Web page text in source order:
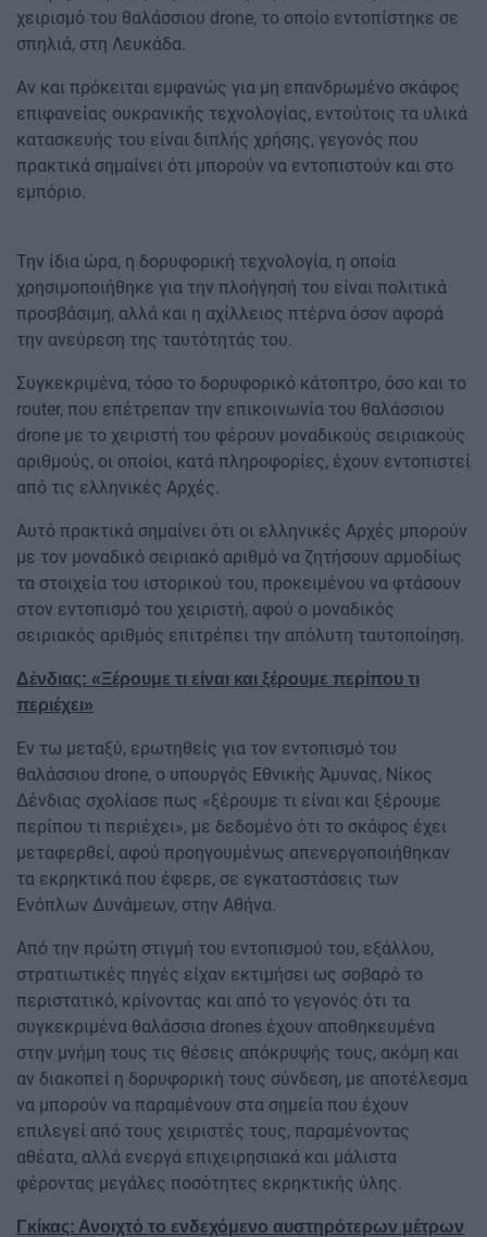
χειρισμό του θαλάσσιου drone, το οποίο εντοπίστηκε σε
σπηλιά, στη Λευκάδα.
Αν και πρόκειται εμφανώς για μη επανδρωμένο σκάφος
επιφανείας ουκρανικής τεχνολογίας, εντούτοις τα υλικά
κατασκευής του είναι διπλής χρήσης, γεγονός που
πρακτικά σημαίνει ότι μπορούν να εντοπιστούν και στο
εμπόριο.
Την ίδια ώρα, η δορυφορική τεχνολογία, η οποία
χρησιμοποιήθηκε για την πλοήγησή του είναι πολιτικά
προσβάσιμη, αλλά και η αχίλλειος πτέρνα όσον αφορά
την ανεύρεση της ταυτότητάς του.
Συγκεκριμένα, τόσο το δορυφορικό κάτοπτρο, όσο και το
router, που επέτρεπαν την επικοινωνία του θαλάσσιου
drone με το χειριστή του φέρουν μοναδικούς σειριακούς
αριθμούς, οι οποίοι, κατά πληροφορίες, έχουν εντοπιστεί
από τις ελληνικές Αρχές.
Αυτό πρακτικά σημαίνει ότι οι ελληνικές Αρχές μπορούν
με τον μοναδικό σειριακό αριθμό να ζητήσουν αρμοδίως
τα στοιχεία του ιστορικού του, προκειμένου να φτάσουν
στον εντοπισμό του χειριστή, αφού ο μοναδικός
σειριακός αριθμός επιτρέπει την απόλυτη ταυτοποίηση.
Δένδιας: «Ξέρουμε τι είναι και ξέρουμε περίπου τι
περιέχει»
Εν τω μεταξύ, ερωτηθείς για τον εντοπισμό του
θαλάσσιου drone, o υπουργός Εθνικής Άμυνας, Νίκος
Δένδιας σχολίασε πως «ξέρουμε τι είναι και ξέρουμε
περίπου τι περιέχει», με δεδομένο ότι το σκάφος έχει
μεταφερθεί, αφού προηγουμένως απενεργοποιήθηκαν
τα εκρηκτικά που έφερε, σε εγκαταστάσεις των
Ενόπλων Δυνάμεων, στην Αθήνα.
Από την πρώτη στιγμή του εντοπισμού του, εξάλλου,
στρατιωτικές πηγές είχαν εκτιμήσει ως σοβαρό το
περιστατικό, κρίνοντας και από το γεγονός ότι τα
συγκεκριμένα θαλάσσια drones έχουν αποθηκευμένα
στην μνήμη τους τις θέσεις απόκρυψής τους, ακόμη και
αν διακοπεί η δορυφορική τους σύνδεση, με αποτέλεσμα
να μπορούν να παραμένουν στα σημεία που έχουν
επιλεγεί από τους χειριστές τους, παραμένοντας
αθέατα, αλλά ενεργά επιχειρησιακά και μάλιστα
φέροντας μεγάλες ποσότητες εκρηκτικής ύλης.
Γκίκας: Ανοιχτό το ενδεχόμενο αυστηρότερων μέτρων